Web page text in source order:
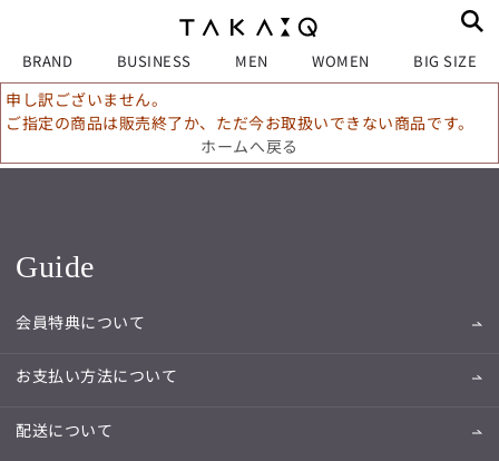
BRAND BUSINESS MEN WOMEN BIG SIZE
申し訳ございません。
ご指定の商品は販売終了か、ただ今お取扱いできない商品です。
ホームへ戻る
Guide
会員特典について
お支払い方法について
配送について